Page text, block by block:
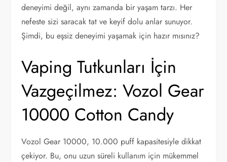
deneyimi değil, aynı zamanda bir yaşam tarzı. Her
nefeste sizi saracak tat ve keyif dolu anlar sunuyor.
Şimdi, bu eşsiz deneyimi yaşamak için hazır mısınız?
Vaping Tutkunları İçin
Vazgeçilmez: Vozol Gear
10000 Cotton Candy
Vozol Gear 10000, 10.000 puff kapasitesiyle dikkat
çekiyor. Bu, onu uzun süreli kullanım için mükemmel